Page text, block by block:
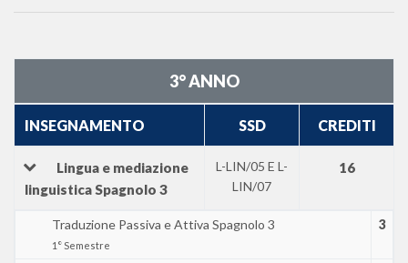
3° ANNO
INSEGNAMENTO SSD CREDITI
Lingua e mediazione
linguistica Spagnolo 3
L-LIN/05 E L-
LIN/07
16
Traduzione Passiva e Attiva Spagnolo 3
1° Semestre
3